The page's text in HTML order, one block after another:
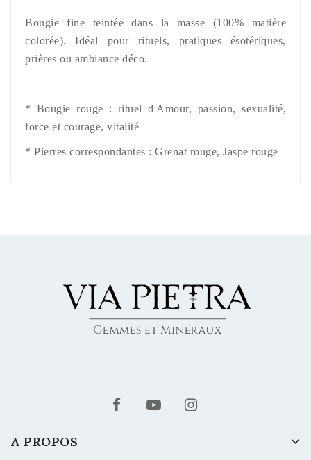
Bougie fine teintée dans la masse (100% matière
colorée). Idéal pour rituels, pratiques ésotériques,
prières ou ambiance déco.
* Bougie rouge : rituel d'Amour, passion, sexualité,
force et courage, vitalité
* Pierres correspondantes : Grenat rouge, Jaspe rouge
A PROPOS